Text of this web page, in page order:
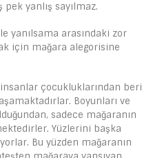
pek yanlış sayılmaz.
yanılsama arasındaki zor
için mağara alegorisine
insanlar çocukluklarından beri
Boyunları ve
sadece mağaranın
Yüzlerini başka
Bu yüzden mağaranın